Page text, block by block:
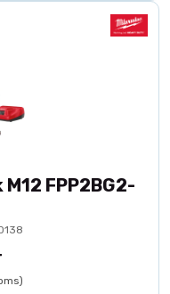
FPP2BG2-